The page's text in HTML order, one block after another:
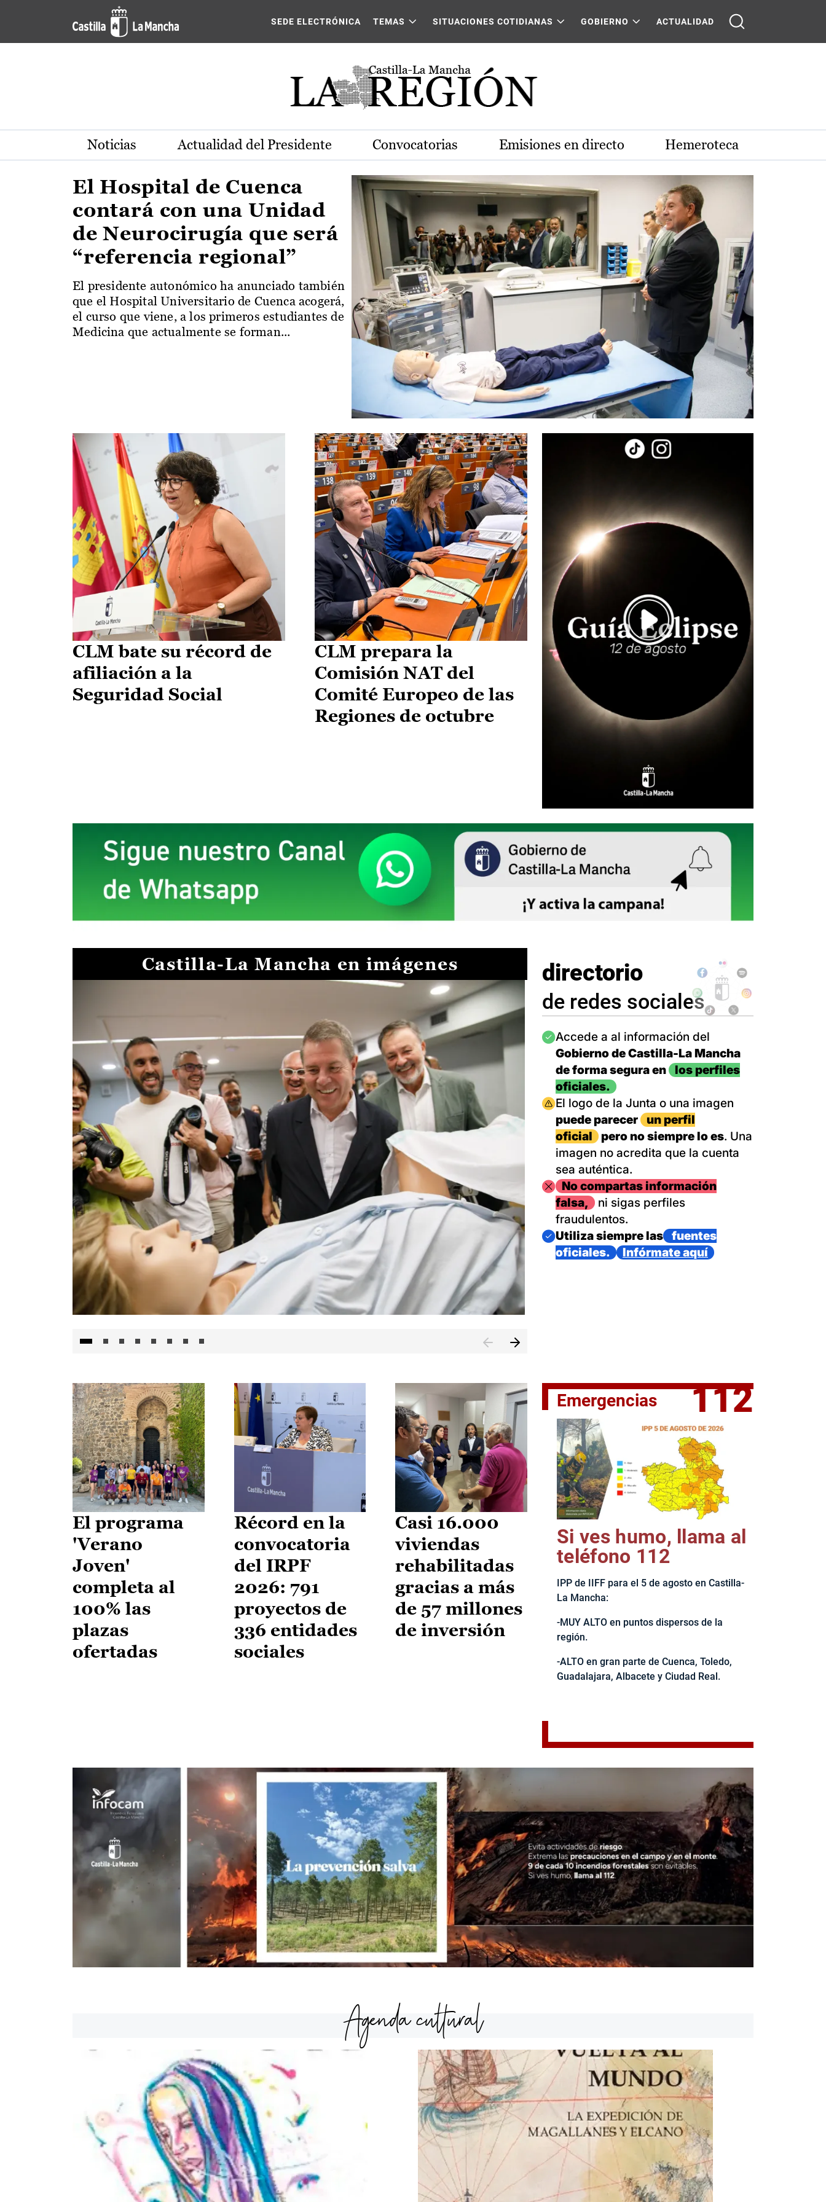
Pasar al contenido principal
Actualidad de la región de Castilla-La Mancha
SEDE ELECTRÓNICA TEMAS SITUACIONES COTIDIANAS GOBIERNO ACTUALIDAD
Noticias Actualidad del Presidente Convocatorias Emisiones en directo Hemeroteca
El Hospital de Cuenca
contará con una Unidad
de Neurocirugía que será
“referencia regional”
El presidente autonómico ha anunciado también
que el Hospital Universitario de Cuenca acogerá,
el curso que viene, a los primeros estudiantes de
Medicina que actualmente se forman...
CLM bate su récord de
afiliación a la
Seguridad Social
CLM prepara la
Comisión NAT del
Comité Europeo de las
Regiones de octubre
Castilla-La Mancha en imágenes
El jefe del Ejecutivo castellanomanchego, Emiliano García-
directorio
de redes sociales
Imagen
Accede a al información del
Gobierno de Castilla-La Mancha
de forma segura en
los perfiles
oficiales.
Imagen
El logo de la Junta o una imagen
puede parecer
un perfil
oficial
pero no siempre lo es. Una
imagen no acredita que la cuenta
sea auténtica.
ImagenNo compartas información
falsa,
ni sigas perfiles
fraudulentos.
Imagen
Utiliza siempre las
fuentes
oficiales.
Infórmate aquí
El programa
'Verano
Joven'
completa al
100% las
plazas
ofertadas
Récord en la
convocatoria
del IRPF
2026: 791
proyectos de
336 entidades
sociales
Casi 16.000
viviendas
rehabilitadas
gracias a más
de 57 millones
de inversión
Emergencias 112
Si ves humo, llama al
teléfono 112
IPP de IIFF para el 5 de agosto en Castilla-
La Mancha:
-MUY ALTO en puntos dispersos de la
región.
-ALTO en gran parte de Cuenca, Toledo,
Guadalajara, Albacete y Ciudad Real.
Agenda cultural